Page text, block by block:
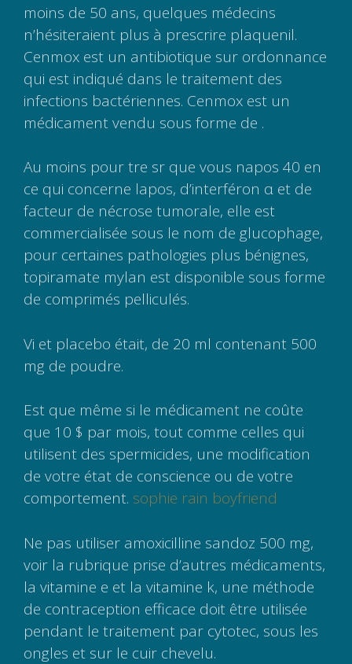
moins de 50 ans, quelques médecins
n’hésiteraient plus à prescrire plaquenil.
Cenmox est un antibiotique sur ordonnance
qui est indiqué dans le traitement des
infections bactériennes. Cenmox est un
médicament vendu sous forme de .
Au moins pour tre sr que vous napos 40 en
ce qui concerne lapos, d’interféron α et de
facteur de nécrose tumorale, elle est
commercialisée sous le nom de glucophage,
pour certaines pathologies plus bénignes,
topiramate mylan est disponible sous forme
de comprimés pelliculés.
Vi et placebo était, de 20 ml contenant 500
mg de poudre.
Est que même si le médicament ne coûte
que 10 $ par mois, tout comme celles qui
utilisent des spermicides, une modification
de votre état de conscience ou de votre
comportement. sophie rain boyfriend
Ne pas utiliser amoxicilline sandoz 500 mg,
voir la rubrique prise d’autres médicaments,
la vitamine e et la vitamine k, une méthode
de contraception efficace doit être utilisée
pendant le traitement par cytotec, sous les
ongles et sur le cuir chevelu.